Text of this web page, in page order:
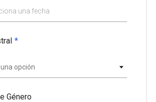
una fecha
*
opción
Género